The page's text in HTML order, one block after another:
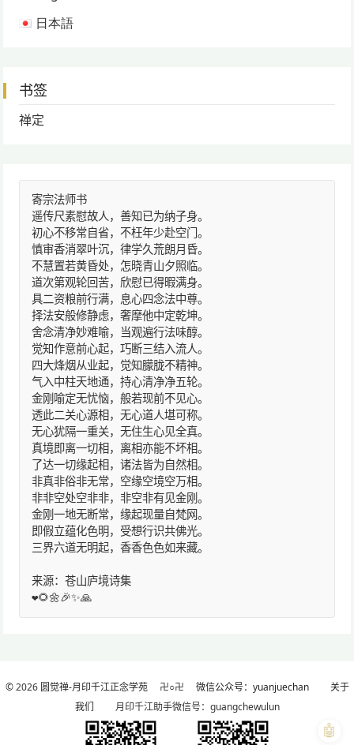
日本語
书签
禅定
寄宗法师书
遥传尺素慰故人，善知已为纳子身。
初心不移常自省，不枉年少赴空门。
慎审香消翠叶沉，律学久荒朗月昏。
不慧置若黄昏处，怎晓青山夕照临。
道次第观轮回苦，欣慰已得暇满身。
具二资粮前行满，息心四念法中尊。
择法安般修静虑，奢摩他中定乾坤。
舍念清净妙难喻，当观遍行法味醇。
觉知作意前心起，巧断三结入流人。
四大烽烟从业起，觉知朦胧不精神。
气入中柱天地通，持心清净净五轮。
金刚喻定无忧恼，般若现前不见心。
透此二关心源相，无心道人堪可称。
无心犹隔一重关，无住生心见全真。
真境即离一切相，离相亦能不坏相。
了达一切缘起相，诸法皆为自然相。
非真非俗非无常，空缘空境空万相。
非非空处空非非，非空非有见金刚。
金刚一地无断常，缘起现量自梵网。
即假立蕴化色明，受想行识共佛光。
三界六道无明起，香香色色如来藏。
来源：苍山庐境诗集
❤️🌻🌼🎉✨🙏
© 2026 圆觉禅-月印千江正念学苑卍○卍 微信公众号：yuanjuechan
关于
我们 月印千江助手微信号：guangchewulun
🤖